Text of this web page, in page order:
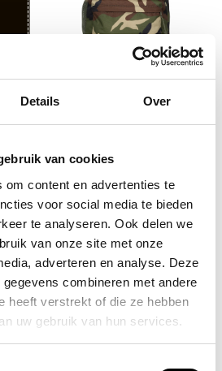
Details Over
van cookies
om content en advertenties te
voor social media te bieden
te analyseren. Ook delen we
van onze site met onze
adverteren en analyse. Deze
combineren met andere
heeft verstrekt of die ze hebben
uw gebruik van hun services.
laptoprugzak / rugtas /
schooltas 17 inch double
85,00
EASTPAK
/ rugtas /
14 inch day pak'r
chicago bulls